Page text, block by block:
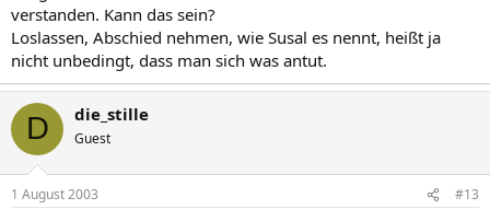
verstanden. Kann das sein?
Loslassen, Abschied nehmen, wie Susal es nennt, heißt ja
nicht unbedingt, dass man sich was antut.
D die_stille
Guest
1 August 2003 #13